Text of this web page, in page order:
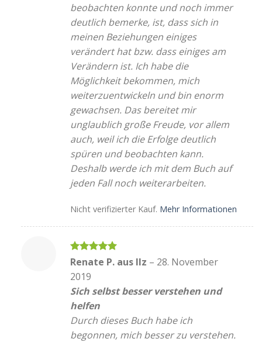
beobachten konnte und noch immer
deutlich bemerke, ist, dass sich in
meinen Beziehungen einiges
verändert hat bzw. dass einiges am
Verändern ist. Ich habe die
Möglichkeit bekommen, mich
weiterzuentwickeln und bin enorm
gewachsen. Das bereitet mir
unglaublich große Freude, vor allem
auch, weil ich die Erfolge deutlich
spüren und beobachten kann.
Deshalb werde ich mit dem Buch auf
jeden Fall noch weiterarbeiten.
Nicht verifizierter Kauf. Mehr Informationen
Bewertet
5
Renate P. aus Ilz – 28. November
2019
Sich selbst besser verstehen und
helfen
Durch dieses Buch habe ich
begonnen, mich besser zu verstehen.